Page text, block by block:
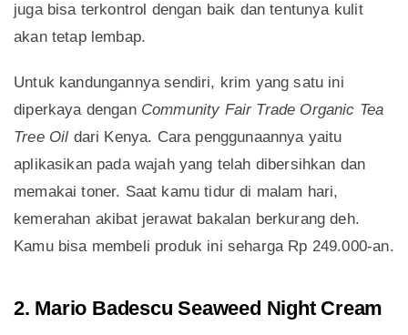
juga bisa terkontrol dengan baik dan tentunya kulit
akan tetap lembap.
Untuk kandungannya sendiri, krim yang satu ini
diperkaya dengan Community Fair Trade Organic Tea
Tree Oil dari Kenya. Cara penggunaannya yaitu
aplikasikan pada wajah yang telah dibersihkan dan
memakai toner. Saat kamu tidur di malam hari,
kemerahan akibat jerawat bakalan berkurang deh.
Kamu bisa membeli produk ini seharga Rp 249.000-an.
2. Mario Badescu Seaweed Night Cream